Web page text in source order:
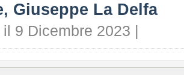
Giuseppe La Delfa
9 Dicembre 2023 |